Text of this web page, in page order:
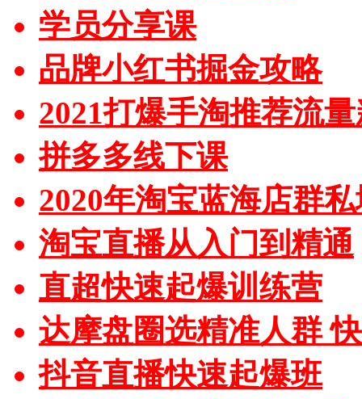
学员分享课
品牌小红书掘金攻略
2021打爆手淘推荐流
拼多多线下课
2020年淘宝蓝海店群
淘宝直播从入门到精通
直超快速起爆训练营
达摩盘圈选精准人群
抖音直播快速起爆班